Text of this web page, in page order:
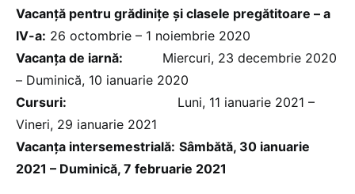
Vacanță pentru grădinițe și clasele pregătitoare – a
IV-a: 26 octombrie – 1 noiembrie 2020
Vacanța de iarnă: Miercuri, 23 decembrie 2020
– Duminică, 10 ianuarie 2020
Cursuri: Luni, 11 ianuarie 2021 –
Vineri, 29 ianuarie 2021
Vacanţa intersemestrială: Sâmbătă, 30 ianuarie
2021 – Duminică, 7 februarie 2021